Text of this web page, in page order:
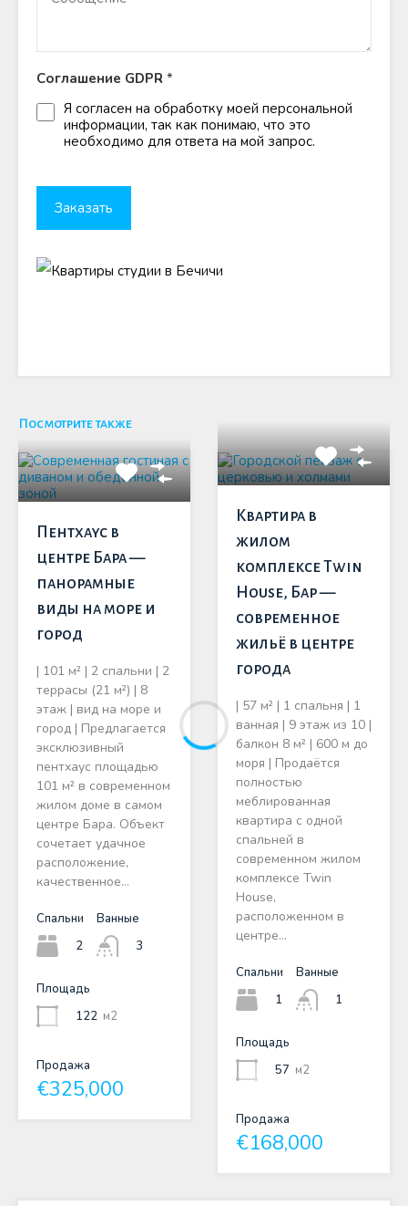
Соглашение GDPR *
Я согласен на обработку моей персональной
информации, так как понимаю, что это
необходимо для ответа на мой запрос.
Посмотрите также
Пентхаус в
центре Бара —
панорамные
виды на море и
город
| 101 м² | 2 спальни | 2
террасы (21 м²) | 8
этаж | вид на море и
город | Предлагается
эксклюзивный
пентхаус площадью
101 м² в современном
жилом доме в самом
центре Бара. Объект
сочетает удачное
расположение,
качественное…
Спальни
2
Ванные
3
Площадь
122 м2
Продажа
€325,000
Квартира в
жилом
комплексе Twin
House, Бар —
современное
жильё в центре
города
| 57 м² | 1 спальня | 1
ванная | 9 этаж из 10 |
балкон 8 м² | 600 м до
моря | Продаётся
полностью
меблированная
квартира с одной
спальней в
современном жилом
комплексе Twin
House,
расположенном в
центре…
Спальни
1
Ванные
1
Площадь
57 м2
Продажа
€168,000